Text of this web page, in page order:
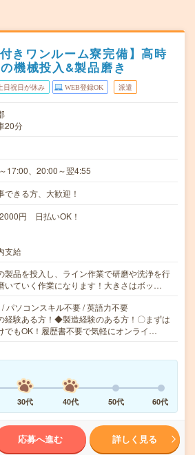
きワンルーム寮完備】高時
機械投入&製品磨き
日祝日が休み WEB登録OK 派遣
20分
17:00、20:00～翌4:55
できる方、大歓迎！
円 日払いOK！
支給
製品を投入し、ライン作業で研磨や洗浄を行
いていく作業になります！大きさはボッ…
パソコンスキル不要 / 英語力不要
験ある方！◆製造経験のある方！〇まずは
でもOK！履歴書不要で気軽にオンライ…
30代 40代 50代 60代
応募へ進む 詳しく見る